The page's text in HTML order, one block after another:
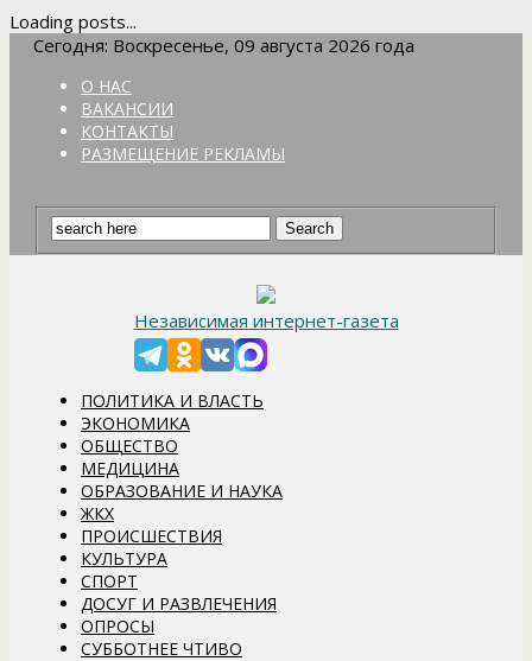
Loading posts...
Сегодня: Воскресенье, 09 августа 2026 года
О НАС
ВАКАНСИИ
КОНТАКТЫ
РАЗМЕЩЕНИЕ РЕКЛАМЫ
Независимая интернет-газета
ПОЛИТИКА И ВЛАСТЬ
ЭКОНОМИКА
ОБЩЕСТВО
МЕДИЦИНА
ОБРАЗОВАНИЕ И НАУКА
ЖКХ
ПРОИСШЕСТВИЯ
КУЛЬТУРА
СПОРТ
ДОСУГ И РАЗВЛЕЧЕНИЯ
ОПРОСЫ
СУББОТНЕЕ ЧТИВО